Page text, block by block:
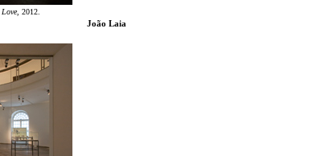
, 2012.
João Laia